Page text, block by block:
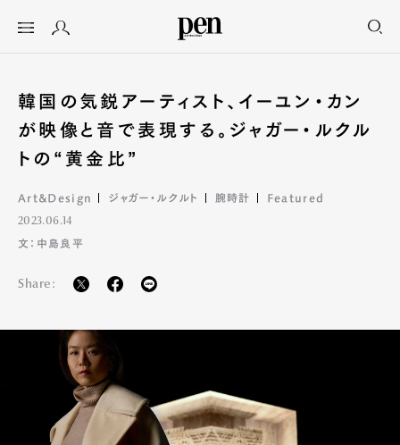
韓国の気鋭アーティスト、イーユン・カン
が映像と音で表現する。ジャガー・ルクル
トの“黄金比”
Art&Design ジャガー・ルクルト 腕時計 Featured
2023.06.14
文：中島良平
Share: